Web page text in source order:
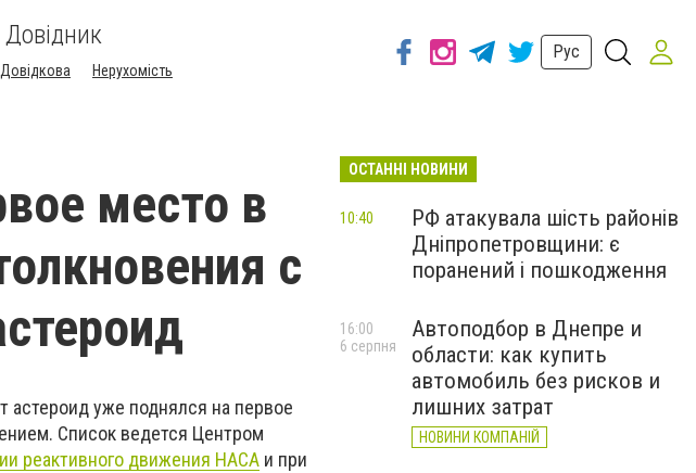
Довідник
Довідкова Нерухомість
Рус
место в
с
астероид уже поднялся на первое
Список ведется Центром
реактивного движения НАСА и при
ОСТАННІ НОВИНИ
РФ атакувала шість районів
Дніпропетровщини: є
поранений і пошкодження
10:40
Автоподбор в Днепре и
области: как купить
автомобиль без рисков и
лишних затрат
НОВИНИ КОМПАНІЙ
16:00
6 серпня